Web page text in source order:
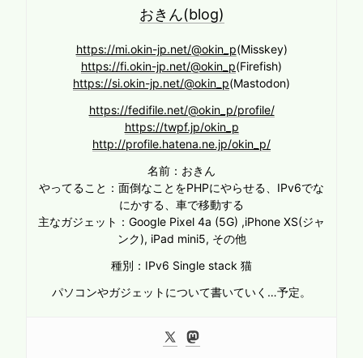
おきん(blog)
https://mi.okin-jp.net/@okin_p(Misskey)
https://fi.okin-jp.net/@okin_p(Firefish)
https://si.okin-jp.net/@okin_p(Mastodon)
https://fedifile.net/@okin_p/profile/
https://twpf.jp/okin_p
http://profile.hatena.ne.jp/okin_p/
名前：おきん
やってること：面倒なことをPHPにやらせる、IPv6でな
にかする、車で移動する
主なガジェット：Google Pixel 4a (5G) ,iPhone XS(ジャ
ンク), iPad mini5, その他
種別：IPv6 Single stack 猫
パソコンやガジェットについて書いていく…予定。